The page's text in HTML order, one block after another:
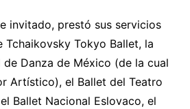
invitado, prestó sus servicios
Tchaikovsky Tokyo Ballet, la
de Danza de México (de la cual
Artístico), el Ballet del Teatro
Ballet Nacional Eslovaco, el